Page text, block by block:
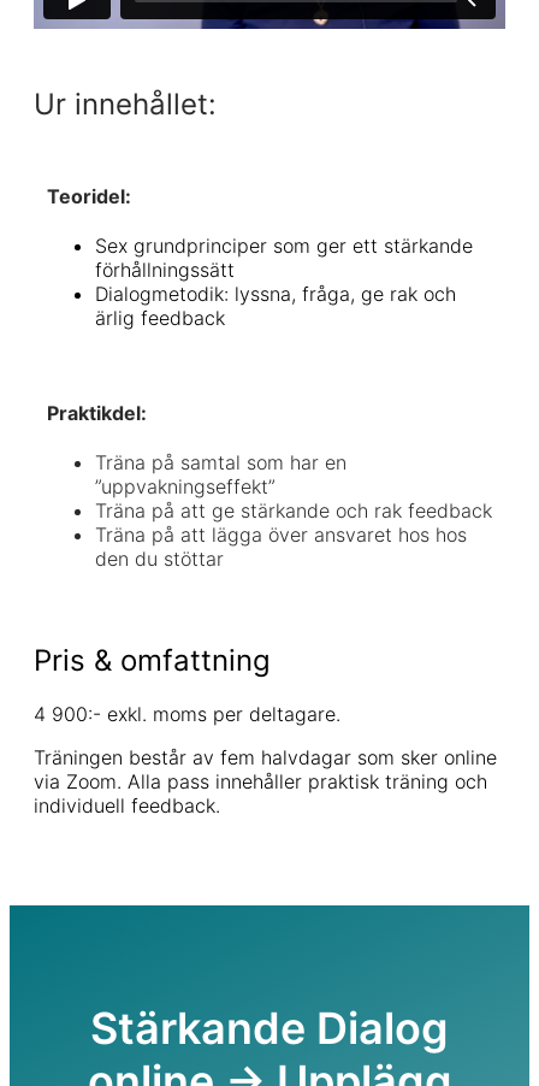
Ur innehållet:
Teoridel:
Sex grundprinciper som ger ett stärkande
förhållningssätt
Dialogmetodik: lyssna, fråga, ge rak och
ärlig feedback
Praktikdel:
Träna på samtal som har en
”uppvakningseffekt”
Träna på att ge stärkande och rak feedback
Träna på att lägga över ansvaret hos hos
den du stöttar
Pris & omfattning
4 900:- exkl. moms per deltagare.
Träningen består av fem halvdagar som sker online
via Zoom. Alla pass innehåller praktisk träning och
individuell feedback.
Stärkande Dialog